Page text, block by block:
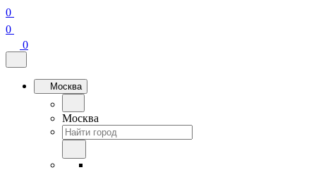
0
0
0
Москва
Москва